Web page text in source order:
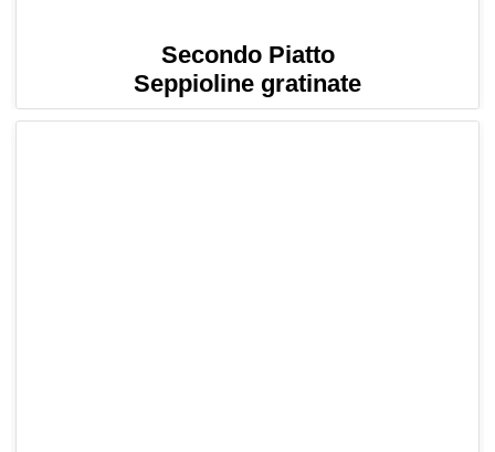
Secondo Piatto
Seppioline gratinate